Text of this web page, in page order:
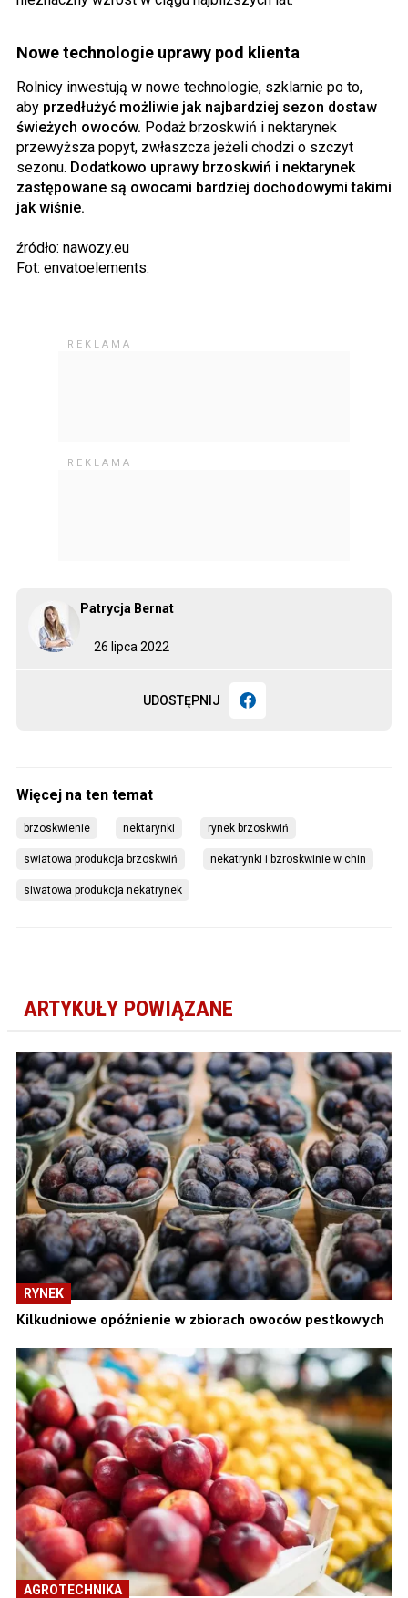
26 lipca 2022
Patrycja Bernat
UDOSTĘPNIJ
Nowe technologie uprawy pod klienta
Rolnicy inwestują w nowe technologie, szklarnie po to,
aby przedłużyć możliwie jak najbardziej sezon dostaw
świeżych owoców. Podaż brzoskwiń i nektarynek
przewyższa popyt, zwłaszcza jeżeli chodzi o szczyt
sezonu. Dodatkowo uprawy brzoskwiń i nektarynek
zastępowane są owocami bardziej dochodowymi takimi
jak wiśnie.
źródło: nawozy.eu
Fot: envatoelements.
brzoskwienie nektarynki rynek brzoskwiń
swiatowa produkcja brzoskwiń nekatrynki i bzroskwinie w chin
siwatowa produkcja nekatrynek
ARTYKUŁY POWIĄZANE
RYNEK
Kilkudniowe opóźnienie w zbiorach owoców pestkowych
AGROTECHNIKA